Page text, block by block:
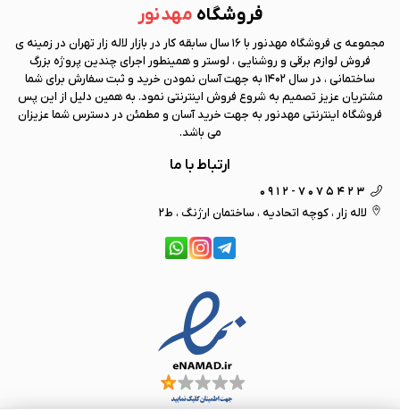
فروشگاه مهد نور
مجموعه ی فروشگاه مهد نور
با 16 سال سابقه کار در بازار لاله زار تهران در زمینه ی
فروش لوازم برقی و روشنایی ، لوستر و همینطور اجرای چندین پروژه بزرگ
ساختمانی ، در سال 1402 به جهت آسان نمودن خرید و ثبت سفارش برای شما
مشتریان عزیز تصمیم به شروع فروش اینترنتی نمود. به همین دلیل از این پس
فروشگاه اینترنتی مهد نور به جهت خرید آسان و مطمئن در دسترس شما عزیزان
می باشد.
ارتباط با ما
0912-7075423
لاله زار ، کوچه اتحادیه ، ساختمان ارژنگ ، ط2